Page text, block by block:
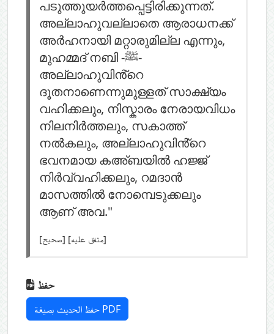
പടുത്തുയർത്തപ്പെട്ടിരിക്കുന്നത്.
അല്ലാഹുവല്ലാതെ ആരാധനക്ക്
അർഹനായി മറ്റാരുമില്ല എന്നും,
മുഹമ്മദ് നബി -ﷺ-
അല്ലാഹുവിൻ്റെ
ദൂതനാണെന്നുമുള്ളത് സാക്ഷ്യം
വഹിക്കലും, നിസ്കാരം നേരായവിധം
നിലനിർത്തലും, സകാത്ത്
നൽകലും, അല്ലാഹുവിൻ്റെ
ഭവനമായ കഅ്ബയിൽ ഹജ്ജ്
നിർവ്വഹിക്കലും, റമദാൻ
മാസത്തിൽ നോമ്പെടുക്കലും
ആണ് അവ."
[صحيح] [متفق عليه]
حفظ
حفظ الحديث بصيغة PDF